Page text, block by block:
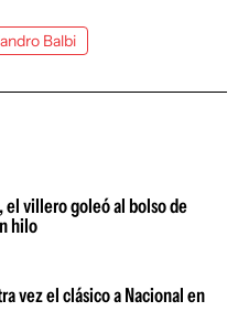
Balbi
el villero goleó al bolso de
hilo
vez el clásico a Nacional en